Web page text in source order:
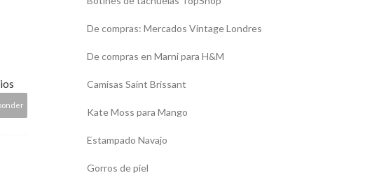
De compras: Mercados Vintage Londres
De compras en Marni para H&M
Camisas Saint Brissant
Kate Moss para Mango
Estampado Navajo
Gorros de piel